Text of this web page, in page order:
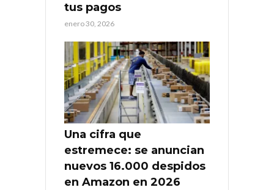
tus pagos
enero 30, 2026
Una cifra que
estremece: se anuncian
nuevos 16.000 despidos
en Amazon en 2026